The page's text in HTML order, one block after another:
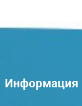
Информация